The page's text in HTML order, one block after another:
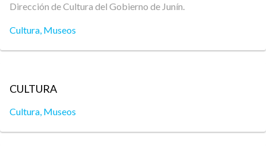
Dirección de Cultura del Gobierno de Junín.
Cultura, Museos
CULTURA
Cultura, Museos